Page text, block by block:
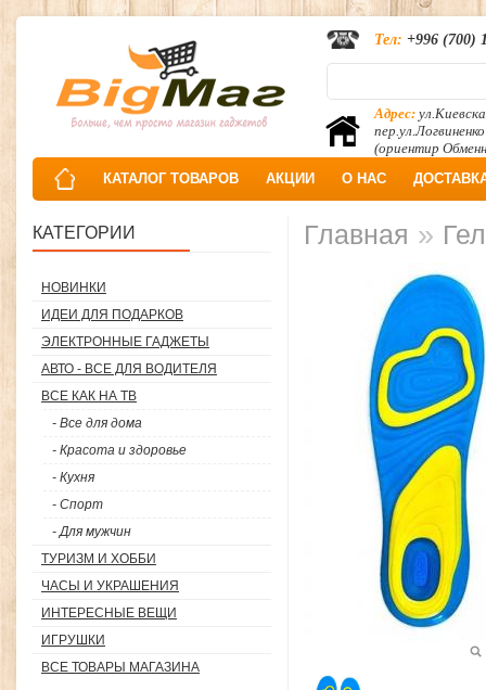
Адрес:
пер.ул.Логвиненко
(ориентир
Тел: +996 (700)
КАТАЛОГ ТОВАРОВ АКЦИИ О НАС
КАТЕГОРИИ
НОВИНКИ
ИДЕИ ДЛЯ ПОДАРКОВ
ЭЛЕКТРОННЫЕ ГАДЖЕТЫ
АВТО - ВСЕ ДЛЯ ВОДИТЕЛЯ
ВСЕ КАК НА ТВ
- Все для дома
- Красота и здоровье
- Кухня
- Спорт
- Для мужчин
ТУРИЗМ И ХОББИ
ЧАСЫ И УКРАШЕНИЯ
ИНТЕРЕСНЫЕ ВЕЩИ
ИГРУШКИ
ВСЕ ТОВАРЫ МАГАЗИНА
Главная »